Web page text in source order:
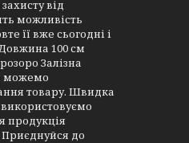
від
можливість
її вже сьогодні і
100 см
Залізна
можемо
товару. Швидка
продукція
Приєднуйся до